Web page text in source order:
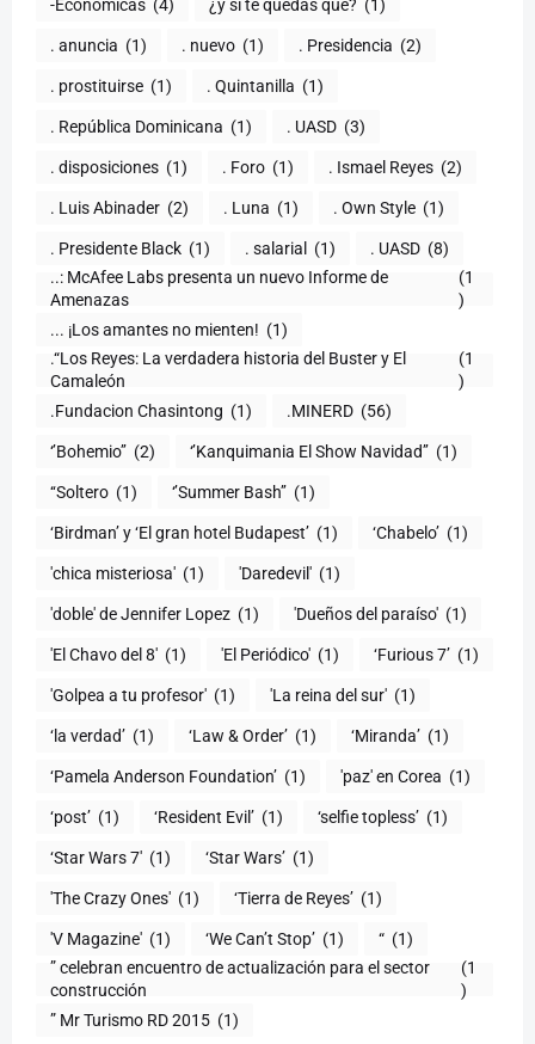
-Económicas (4) ¿y si te quedas qué? (1)
. anuncia (1) . nuevo (1) . Presidencia (2)
. prostituirse (1) . Quintanilla (1)
. República Dominicana (1) . UASD (3)
. disposiciones (1) . Foro (1) . Ismael Reyes (2)
. Luis Abinader (2) . Luna (1) . Own Style (1)
. Presidente Black (1) . salarial (1) . UASD (8)
..: McAfee Labs presenta un nuevo Informe de
(1
)
... ¡Los amantes no mienten! (1)
.“Los Reyes: La verdadera historia del Buster y El
Camaleón
(1
)
.Fundacion Chasintong (1) .MINERD (56)
‘’Bohemio’’ (2) ‘’Kanquimania El Show Navidad’’ (1)
‘‘Soltero (1) ‘’Summer Bash’’ (1)
‘Birdman’ y ‘El gran hotel Budapest’ (1) ‘Chabelo’ (1)
'chica misteriosa' (1) 'Daredevil' (1)
'doble' de Jennifer Lopez (1) 'Dueños del paraíso' (1)
'El Chavo del 8' (1) 'El Periódico' (1) ‘Furious 7’ (1)
'Golpea a tu profesor' (1) 'La reina del sur' (1)
‘la verdad’ (1) ‘Law & Order’ (1) ‘Miranda’ (1)
‘Pamela Anderson Foundation’ (1) 'paz' en Corea (1)
‘post’ (1) ‘Resident Evil’ (1) ‘selfie topless’ (1)
‘Star Wars 7′ (1) ‘Star Wars’ (1)
'The Crazy Ones' (1) ‘Tierra de Reyes’ (1)
'V Magazine' (1) ‘We Can’t Stop’ (1) “ (1)
” celebran encuentro de actualización para el sector
construcción
(1
)
” Mr Turismo RD 2015 (1)